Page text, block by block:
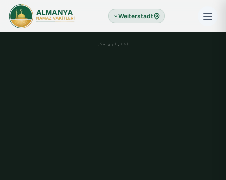
Weiterstadt
اشتہاری جگہ